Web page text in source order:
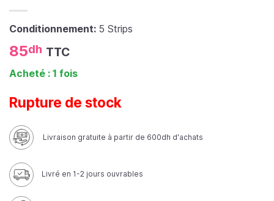
Conditionnement: 5 Strips
85dh TTC
Acheté : 1 fois
Rupture de stock
Livraison gratuite à partir de 600dh d'achats
Livré en 1-2 jours ouvrables